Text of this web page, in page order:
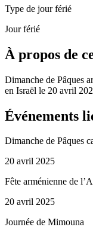
Type de jour férié
Jour férié
À propos de
Dimanche de Pâques
en Israël le 20 avril
Événements
Dimanche de Pâques
20 avril 2025
Fête arménienne de
20 avril 2025
Journée de Mimouna